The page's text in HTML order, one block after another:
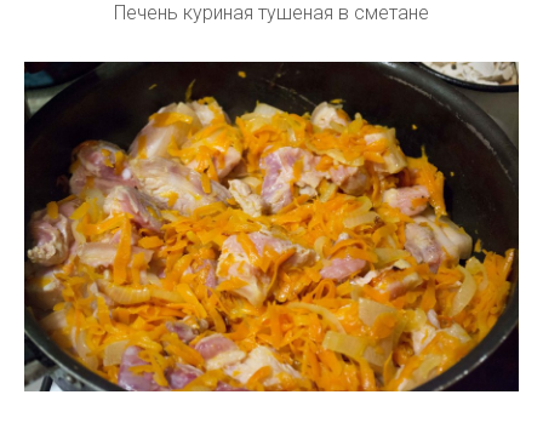
Печень куриная тушеная в сметане